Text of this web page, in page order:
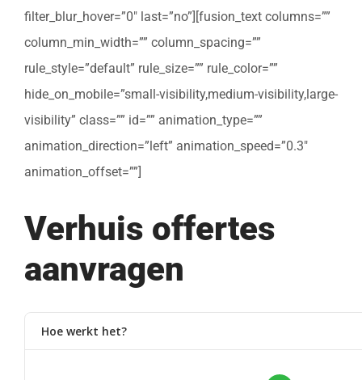
filter_blur_hover=”0″ last=”no”][fusion_text columns=””
column_min_width=”” column_spacing=””
rule_style=”default” rule_size=”” rule_color=””
hide_on_mobile=”small-visibility,medium-visibility,large-
visibility” class=”” id=”” animation_type=””
animation_direction=”left” animation_speed=”0.3″
animation_offset=””]
Verhuis offertes
aanvragen